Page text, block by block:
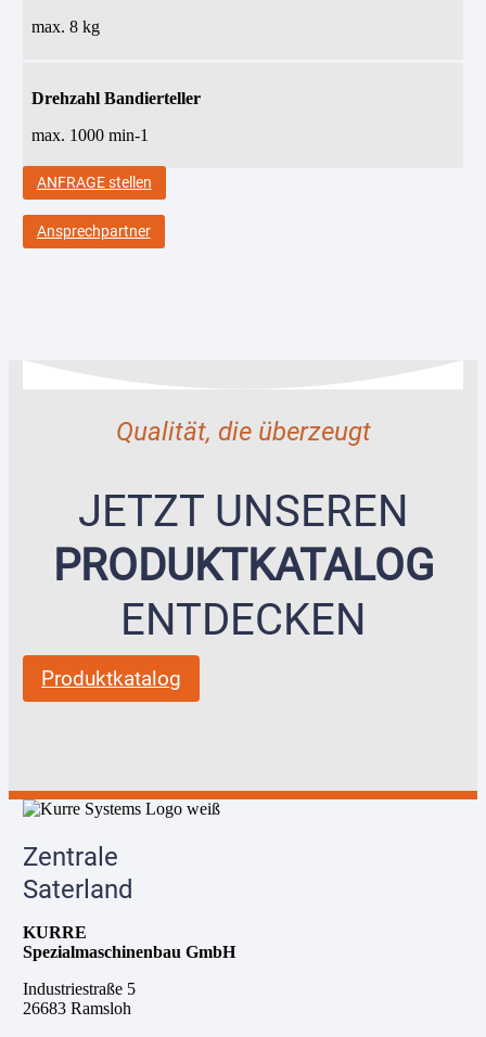
max. 8 kg
Drehzahl Bandierteller
max. 1000 min-1
ANFRAGE stellen
Ansprechpartner
Qualität, die überzeugt
JETZT UNSEREN
PRODUKTKATALOG
ENTDECKEN
Produktkatalog
Zentrale
Saterland
KURRE
Spezialmaschinenbau GmbH
Industriestraße 5
26683 Ramsloh